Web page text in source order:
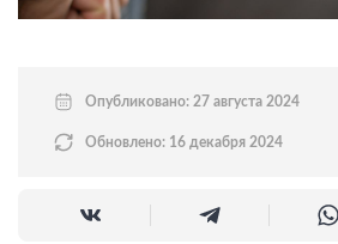
Опубликовано: 27 августа 2024
Обновлено: 16 декабря 2024